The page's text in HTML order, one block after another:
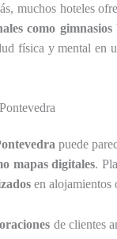
muchos hoteles
como
física y mental
puede
mapas digitales.
en alojamientos
de clientes